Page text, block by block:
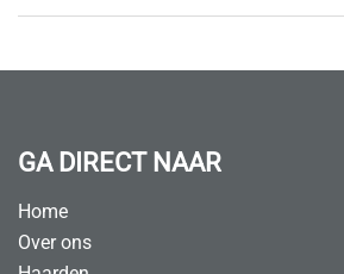
GA DIRECT NAAR
Home
Over ons